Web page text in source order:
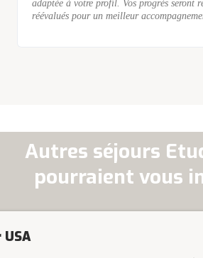
adaptée à votre profil. Vos progrès seront
réévalués pour un meilleur
Autres séjours
pourraient vous